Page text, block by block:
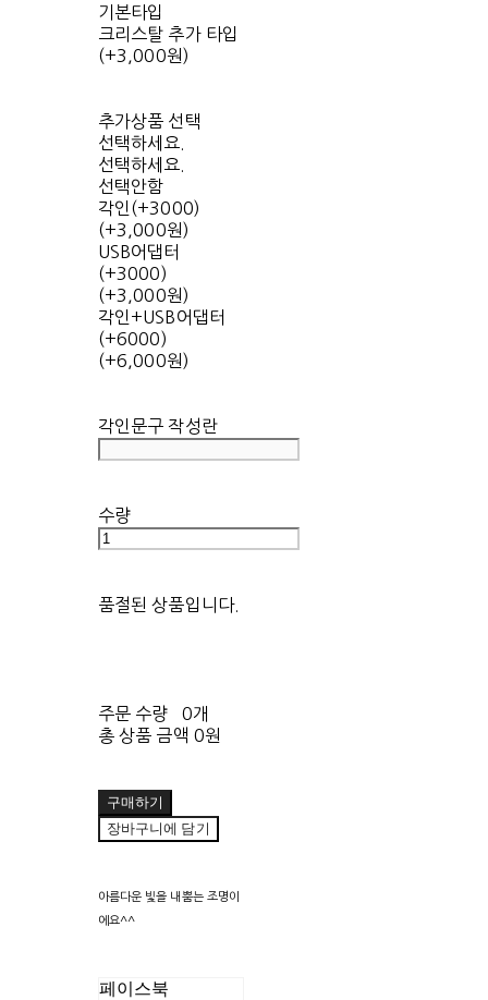
기본타입
크리스탈 추가 타입
(+3,000원)
추가상품 선택
선택하세요.
선택하세요.
선택안함
각인(+3000)
(+3,000원)
USB어댑터
(+3000)
(+3,000원)
각인+USB어댑터
(+6000)
(+6,000원)
각인문구 작성란
수량
품절된 상품입니다.
주문 수량
0개
총 상품 금액 0원
구매하기
장바구니에 담기
아름다운 빛을 내뿜는 조명이
에요^^
페이스북